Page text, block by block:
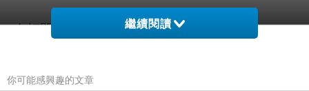
在打開的瞬間...許多的情感都奔馳而出....
繼續閱讀
你可能感興趣的文章